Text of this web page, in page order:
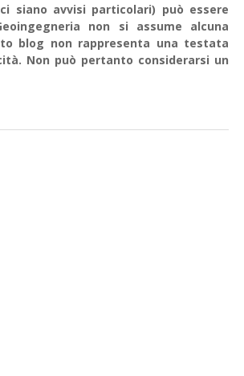
siano avvisi particolari) può essere
non si assume alcuna
blog non rappresenta una testata
Non può pertanto considerarsi un